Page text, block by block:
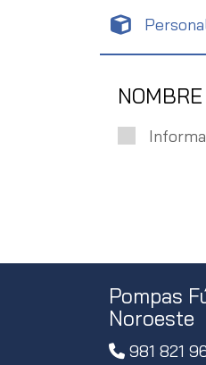
Pompas
Noroeste
981 821